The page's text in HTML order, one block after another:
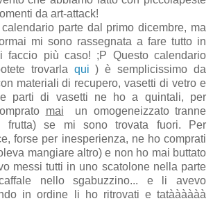
da art-attack!
parte dal primo dicembre, ma
mi sono rassegnata a fare tutto in
faccio più caso! ;P Questo calendario
trovarla qui ) è semplicissimo da
materiali di recupero, vasetti di vetro e
parti di vasetti ne ho a quintali, per
mai un omogeneizzato tranne
frutta) se mi sono trovata fuori. Per
forse per inesperienza, ne ho comprati
mangiare altro) e non ho mai buttato
messi tutti in uno scatolone nella parte
nello sgabuzzino... e li avevo
in ordine li ho ritrovati e tatàààààà